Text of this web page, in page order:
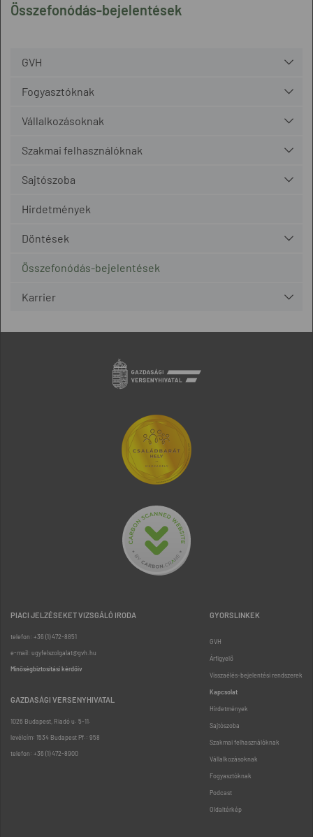
Összefonódás-bejelentések
GVH
Fogyasztóknak
Vállalkozásoknak
Szakmai felhasználóknak
Sajtószoba
Hirdetmények
Döntések
Összefonódás-bejelentések
Karrier
PIACI JELZÉSEKET VIZSGÁLÓ IRODA
telefon: +36 (1) 472-8851
e-mail: ugyfelszolgalat@gvh.hu
Minőségbiztosítási kérdőív
GAZDASÁGI VERSENYHIVATAL
1026 Budapest, Riadó u. 5-11.
levélcím: 1534 Budapest Pf.: 958
telefon: +36 (1) 472-8900
GYORSLINKEK
GVH
Árfigyelő
Visszaélés-bejelentési rendszerek
Kapcsolat
Hirdetmények
Sajtószoba
Szakmai felhasználóknak
Vállalkozásoknak
Fogyasztóknak
Podcast
Oldaltérkép